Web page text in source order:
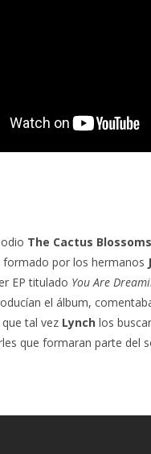
The Cactus Blossoms
formado por los hermanos
EP titulado You Are
el álbum,
tal vez Lynch los
que formaran parte del